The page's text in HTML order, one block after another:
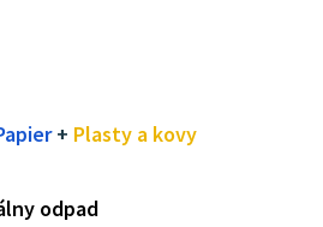
+ Plasty a kovy
odpad